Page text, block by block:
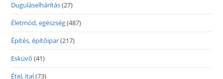
Duguláselhárítás(27)
Életmód, egészség(487)
Építés, építőipar(217)
Esküvő (41)
Étel, ital(73)